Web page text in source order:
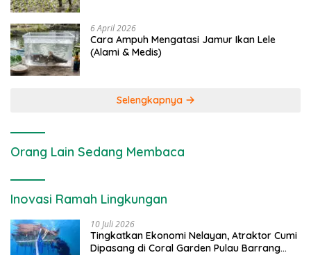
6 April 2026
Cara Ampuh Mengatasi Jamur Ikan Lele
(Alami & Medis)
Selengkapnya
Orang Lain Sedang Membaca
Inovasi Ramah Lingkungan
10 Juli 2026
Tingkatkan Ekonomi Nelayan, Atraktor Cumi
Dipasang di Coral Garden Pulau Barrang